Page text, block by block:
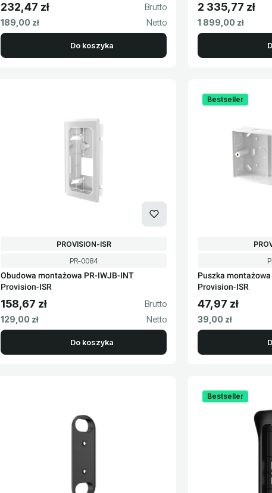
Cena brutto
232,47 zł
Cena netto
189,00 zł
Do koszyka
Cena brutto
2 335,77 zł
Cena netto
1 899,00 zł
Kod produktu
PR-0084
Obudowa montażowa PR-IWJB-INT
Provision-ISR
PRODUCENT
PROVISION-ISR
Cena brutto
158,67 zł
Cena netto
129,00 zł
Do koszyka
Bestseller
Puszka
Provision-ISR
Cena brutto
47,97 zł
Cena netto
39,00 zł
Bestseller